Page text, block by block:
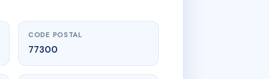
CODE POSTAL
77300